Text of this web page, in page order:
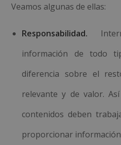
Veamos algunas de ellas:
Responsabilidad.
información de todo
diferencia sobre el
relevante y de valor.
contenidos deben
proporcionar